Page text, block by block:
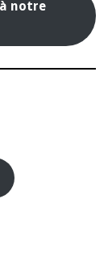
notre